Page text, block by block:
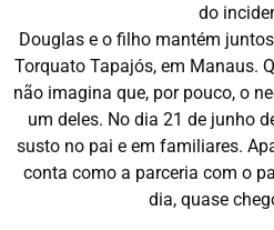
do
Douglas e o filho mantém
Torquato Tapajós, em Manaus.
não imagina que, por pouco, o
um deles. No dia 21 de junho
susto no pai e em familiares.
conta como a parceria com o
dia, quase